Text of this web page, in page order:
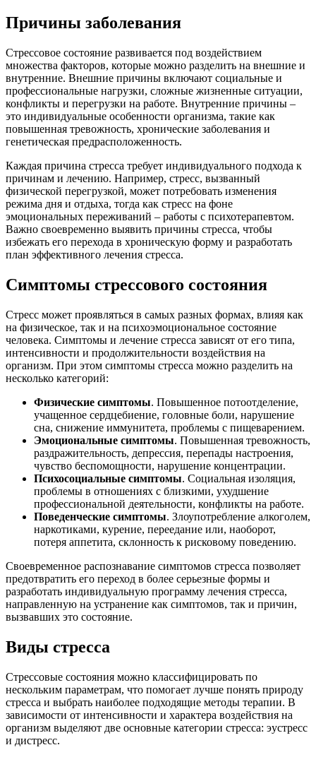
Причины заболевания
Стрессовое состояние развивается под воздействием
множества факторов, которые можно разделить на внешние и
внутренние. Внешние причины включают социальные и
профессиональные нагрузки, сложные жизненные ситуации,
конфликты и перегрузки на работе. Внутренние причины –
это индивидуальные особенности организма, такие как
повышенная тревожность, хронические заболевания и
генетическая предрасположенность.
Каждая причина стресса требует индивидуального подхода к
причинам и лечению. Например, стресс, вызванный
физической перегрузкой, может потребовать изменения
режима дня и отдыха, тогда как стресс на фоне
эмоциональных переживаний – работы с психотерапевтом.
Важно своевременно выявить причины стресса, чтобы
избежать его перехода в хроническую форму и разработать
план эффективного лечения стресса.
Симптомы стрессового состояния
Стресс может проявляться в самых разных формах, влияя как
на физическое, так и на психоэмоциональное состояние
человека. Симптомы и лечение стресса зависят от его типа,
интенсивности и продолжительности воздействия на
организм. При этом симптомы стресса можно разделить на
несколько категорий:
Физические симптомы. Повышенное потоотделение,
учащенное сердцебиение, головные боли, нарушение
сна, снижение иммунитета, проблемы с пищеварением.
Эмоциональные симптомы. Повышенная тревожность,
раздражительность, депрессия, перепады настроения,
чувство беспомощности, нарушение концентрации.
Психосоциальные симптомы. Социальная изоляция,
проблемы в отношениях с близкими, ухудшение
профессиональной деятельности, конфликты на работе.
Поведенческие симптомы. Злоупотребление алкоголем,
наркотиками, курение, переедание или, наоборот,
потеря аппетита, склонность к рисковому поведению.
Своевременное распознавание симптомов стресса позволяет
предотвратить его переход в более серьезные формы и
разработать индивидуальную программу лечения стресса,
направленную на устранение как симптомов, так и причин,
вызвавших это состояние.
Виды стресса
Стрессовые состояния можно классифицировать по
нескольким параметрам, что помогает лучше понять природу
стресса и выбрать наиболее подходящие методы терапии. В
зависимости от интенсивности и характера воздействия на
организм выделяют две основные категории стресса: эустресс
и дистресс.